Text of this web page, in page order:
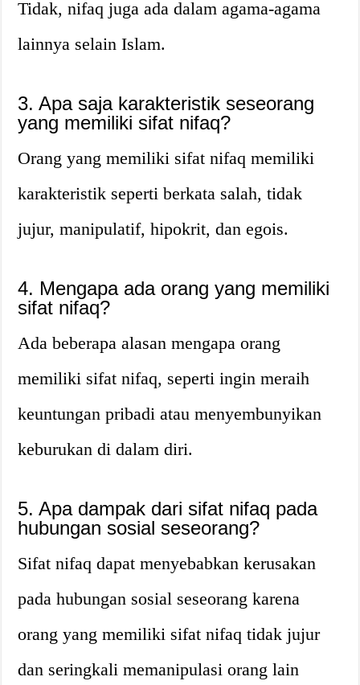
Tidak, nifaq juga ada dalam agama-agama
lainnya selain Islam.
3. Apa saja karakteristik seseorang
yang memiliki sifat nifaq?
Orang yang memiliki sifat nifaq memiliki
karakteristik seperti berkata salah, tidak
jujur, manipulatif, hipokrit, dan egois.
4. Mengapa ada orang yang memiliki
sifat nifaq?
Ada beberapa alasan mengapa orang
memiliki sifat nifaq, seperti ingin meraih
keuntungan pribadi atau menyembunyikan
keburukan di dalam diri.
5. Apa dampak dari sifat nifaq pada
hubungan sosial seseorang?
Sifat nifaq dapat menyebabkan kerusakan
pada hubungan sosial seseorang karena
orang yang memiliki sifat nifaq tidak jujur
dan seringkali memanipulasi orang lain